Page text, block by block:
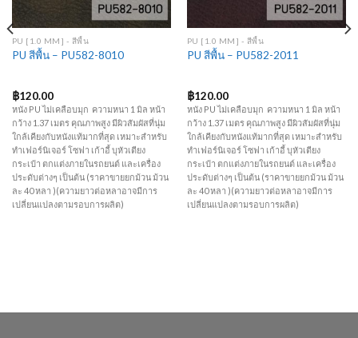
PU [1.0 MM] - สีพื้น
PU สีพื้น – PU582-8010
฿120.00
หนัง PU ไม่เคลือบมุก ความหนา 1 มิล หน้า
กว้าง 1.37 เมตร คุณภาพสูง มีผิวสัมผัสที่นุ่ม
ใกล้เคียงกับหนังแท้มากที่สุด เหมาะสำหรับ
ทำเฟอร์นิเจอร์ โซฟา เก้าอี้ บุหัวเตียง
กระเป๋า ตกแต่งภายในรถยนต์ และเครื่อง
ประดับต่างๆ เป็นต้น (ราคาขายยกม้วน ม้วน
ละ 40 หลา )(ความยาวต่อหลาอาจมีการ
เปลี่ยนแปลงตามรอบการผลิต)
PU [1.0 MM] - สีพื้น
PU สีพื้น – PU582-2011
฿120.00
หนัง PU ไม่เคลือบมุก ความหนา 1 มิล หน้า
กว้าง 1.37 เมตร คุณภาพสูง มีผิวสัมผัสที่นุ่ม
ใกล้เคียงกับหนังแท้มากที่สุด เหมาะสำหรับ
ทำเฟอร์นิเจอร์ โซฟา เก้าอี้ บุหัวเตียง
กระเป๋า ตกแต่งภายในรถยนต์ และเครื่อง
ประดับต่างๆ เป็นต้น (ราคาขายยกม้วน ม้วน
ละ 40 หลา )(ความยาวต่อหลาอาจมีการ
เปลี่ยนแปลงตามรอบการผลิต)